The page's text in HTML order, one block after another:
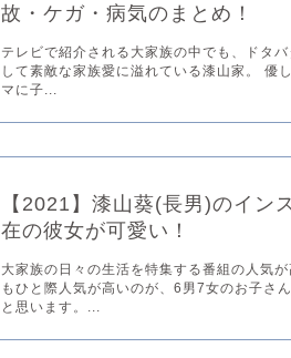
故・ケガ・病気のまとめ！
テレビで紹介される大家族の中でも、ドタ
して素敵な家族愛に溢れている漆山家。 優
マに子...
【2021】漆山葵(長男)のイン
在の彼女が可愛い！
大家族の日々の生活を特集する番組の人気
もひと際人気が高いのが、6男7女のお子さ
と思います。...